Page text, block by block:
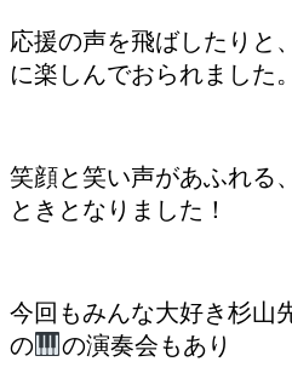
応援の声を飛ばしたりと
に楽しんでおられました。
笑顔と笑い声があふれる
ときとなりました！
今回もみんな大好き杉山
の
の演奏会もあり